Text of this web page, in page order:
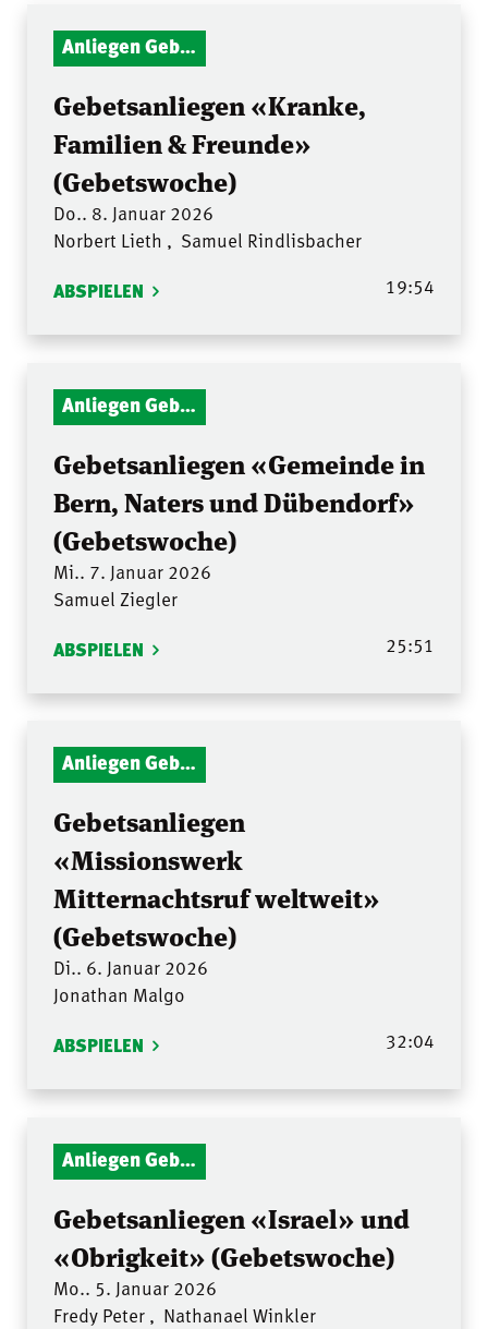
Anliegen Gebetsstunde
Gebetsanliegen «Kranke,
Familien & Freunde»
(Gebetswoche)
Do.. 8. Januar 2026
Norbert Lieth , Samuel Rindlisbacher
ABSPIELEN 19:54
Anliegen Gebetsstunde
Gebetsanliegen «Gemeinde in
Bern, Naters und Dübendorf»
(Gebetswoche)
Mi.. 7. Januar 2026
Samuel Ziegler
ABSPIELEN 25:51
Anliegen Gebetsstunde
Gebetsanliegen
«Missionswerk
Mitternachtsruf weltweit»
(Gebetswoche)
Di.. 6. Januar 2026
Jonathan Malgo
ABSPIELEN 32:04
Anliegen Gebetsstunde
Gebetsanliegen «Israel» und
«Obrigkeit» (Gebetswoche)
Mo.. 5. Januar 2026
Fredy Peter , Nathanael Winkler